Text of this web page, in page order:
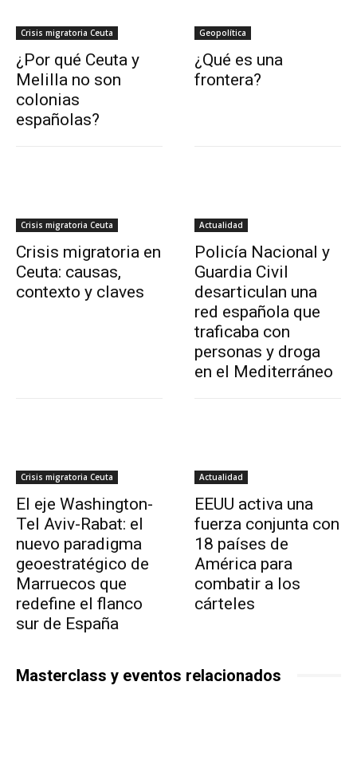
Crisis migratoria Ceuta
¿Por qué Ceuta y
Melilla no son
colonias
españolas?
Geopolítica
¿Qué es una
frontera?
Crisis migratoria Ceuta
Crisis migratoria en
Ceuta: causas,
contexto y claves
Actualidad
Policía Nacional y
Guardia Civil
desarticulan una
red española que
traficaba con
personas y droga
en el Mediterráneo
Crisis migratoria Ceuta
El eje Washington-
Tel Aviv-Rabat: el
nuevo paradigma
geoestratégico de
Marruecos que
redefine el flanco
sur de España
Actualidad
EEUU activa una
fuerza conjunta con
18 países de
América para
combatir a los
cárteles
Masterclass y eventos relacionados